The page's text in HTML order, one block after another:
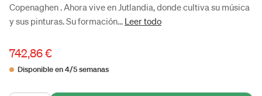
Copenaghen . Ahora vive en Jutlandia, donde cultiva su música
y sus pinturas. Su formación... Leer todo
742,86 €
Disponible en 4/5 semanas